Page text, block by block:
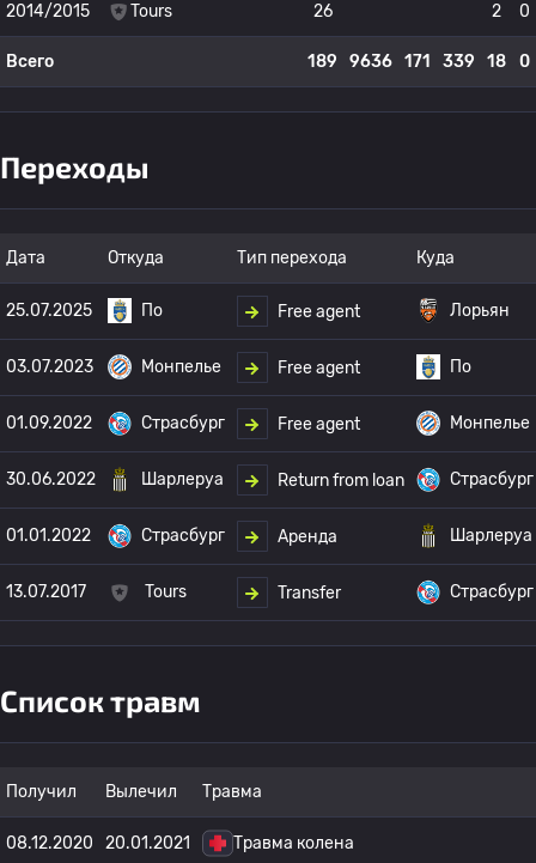
2014/2015 Tours 26 2 0
Всего 189 9636 171 339 18 0
Переходы
Дата Откуда Тип перехода Куда
25.07.2025 По Free agent Лорьян
03.07.2023 Монпелье Free agent По
01.09.2022 Страсбург Free agent Монпелье
30.06.2022 Шарлеруа Return from loan Страсбург
01.01.2022 Страсбург Аренда Шарлеруа
13.07.2017 Tours Transfer Страсбург
Список травм
Получил Вылечил Травма
08.12.2020 20.01.2021 Травма колена